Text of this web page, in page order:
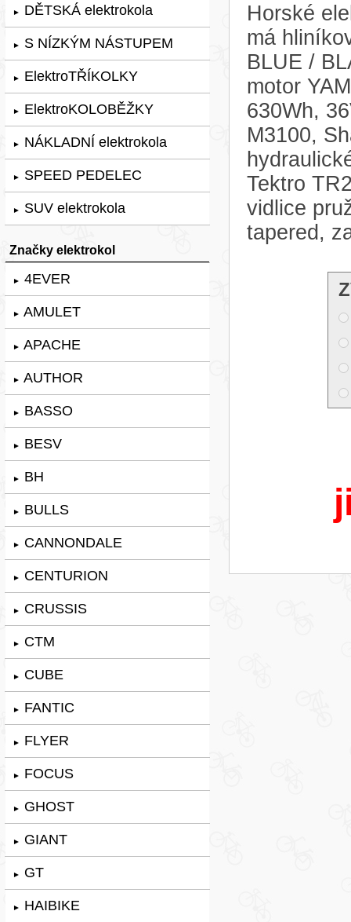
► DĚTSKÁ elektrokola
► S NÍZKÝM NÁSTUPEM
► ElektroTŘÍKOLKY
► ElektroKOLOBĚŽKY
► NÁKLADNÍ elektrokola
► SPEED PEDELEC
► SUV elektrokola
Značky elektrokol
► 4EVER
► AMULET
► APACHE
► AUTHOR
► BASSO
► BESV
► BH
► BULLS
► CANNONDALE
► CENTURION
► CRUSSIS
► CTM
► CUBE
► FANTIC
► FLYER
► FOCUS
► GHOST
► GIANT
► GT
► HAIBIKE
Horské
má
BLUE /
motor
630Wh,
M3100,
Tektro
vidlice
tapered,